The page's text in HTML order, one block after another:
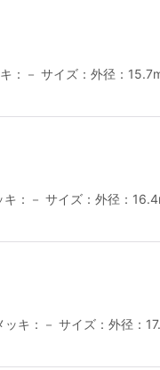
：－ サイズ：外径：
：－ サイズ：外径：
キ：－ サイズ：外径：